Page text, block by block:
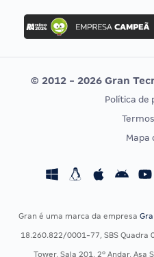
Concurso Ibama
Concurso MPU
Editais publicados
CONCURSOS POR PROFISSÃO
Concursos Fiscais
Concursos Saúde
© 2012 - 2026 Gran
Política de
Mapa
Gran é uma marca da empresa
18.260.822/0001-77, SBS Quadra
Tower, Sala 201, 2º Andar, Asa